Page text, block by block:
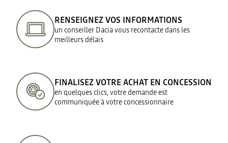
RENSEIGNEZ VOS INFORMATIONS
un conseiller Dacia vous recontacte dans les
meilleurs délais
FINALISEZ VOTRE ACHAT EN CONCESSION
en quelques clics, votre demande est
communiquée à votre concessionnaire